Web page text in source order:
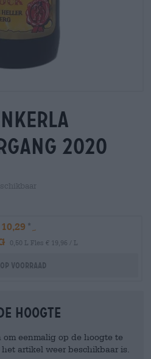
2020
0,50 L Fles € 19,96 / L
voorraad
hoogte
eenmalig op de hoogte te
artikel weer beschikbaar is.